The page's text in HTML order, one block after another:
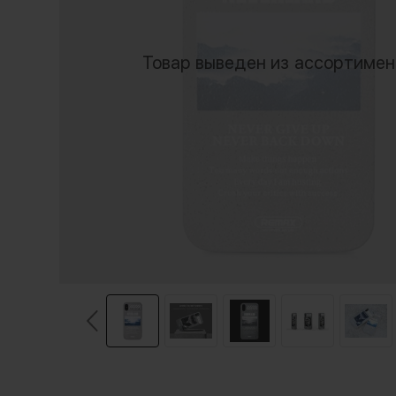
Товар выведен из